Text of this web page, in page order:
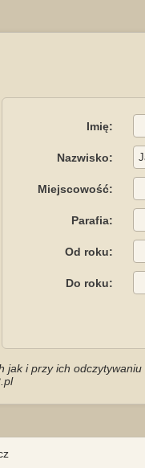
Imię:
Nazwisko:
Miejscowość:
Parafia:
Od roku:
Do roku:
i przy ich